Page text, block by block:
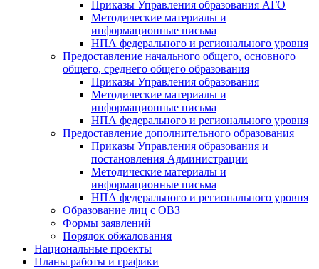
Приказы Управления образования АГО
Методические материалы и
информационные письма
НПА федерального и регионального уровня
Предоставление начального общего, основного
общего, среднего общего образования
Приказы Управления образования
Методические материалы и
информационные письма
НПА федерального и регионального уровня
Предоставление дополнительного образования
Приказы Управления образования и
постановления Администрации
Методические материалы и
информационные письма
НПА федерального и регионального уровня
Образование лиц с ОВЗ
Формы заявлений
Порядок обжалования
Национальные проекты
Планы работы и графики